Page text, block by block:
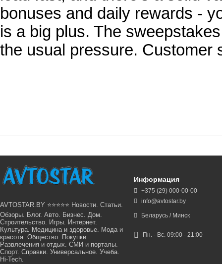
bonuses and daily rewards -
is a big plus. The
the usual pressure.
AVTOSTAR.BY ⭐⭐⭐⭐⭐ Новости. Статьи.
Обзоры. Блог. Авто. Бизнес. Дом.
Строительство. Игры. Интернет.
Культура. Медицина и здоровье. Мода и
красота. Общество. Покупки.
Развлечения и отдых. СМИ и порталы.
Спорт. Справки. Универсальное. Учеба.
Hi-Tech.
Информация
+375 (29) 000-00-00
info@avtostar.by
Беларусь / Минск
Пн. - Вс. 09:00 - 21:00